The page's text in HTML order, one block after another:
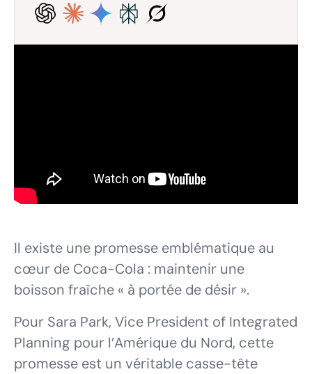
Il existe une promesse emblématique au
cœur de Coca-Cola : maintenir une
boisson fraîche « à portée de désir ».
Pour Sara Park, Vice President of Integrated
Planning pour l’Amérique du Nord, cette
promesse est un véritable casse-tête